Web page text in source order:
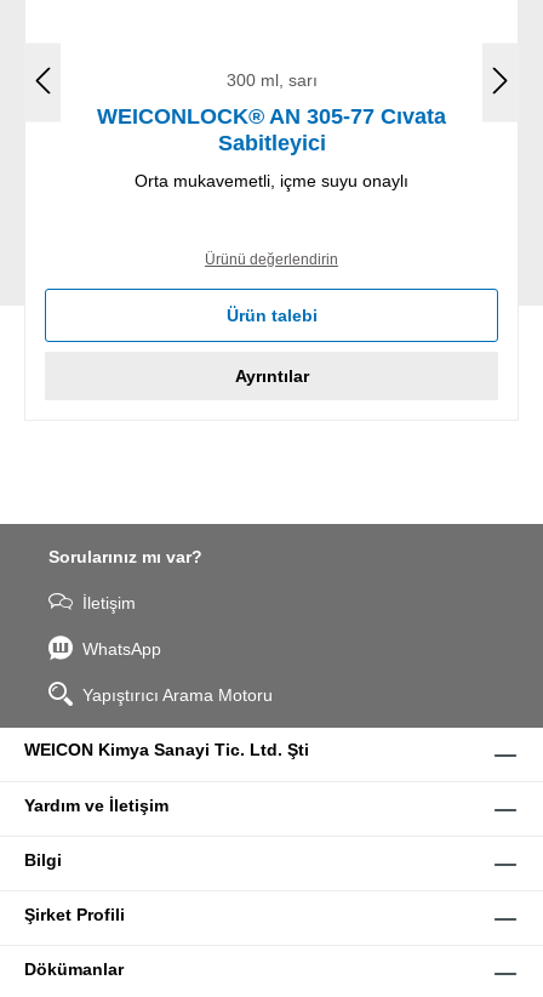
300 ml, sarı
WEICONLOCK® AN 305-77 Cıvata
Sabitleyici
Orta mukavemetli, içme suyu onaylı
Ürünü değerlendirin
Ürün talebi
Ayrıntılar
Sorularınız mı var?
İletişim
WhatsApp
Yapıştırıcı Arama Motoru
WEICON Kimya Sanayi Tic. Ltd. Şti
Yardım ve İletişim
Bilgi
Şirket Profili
Dökümanlar